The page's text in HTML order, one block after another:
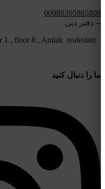
00989305885808
-- دفتر دبی
1 , floor 8 , Amlak realestate
ما را دنبال کنید